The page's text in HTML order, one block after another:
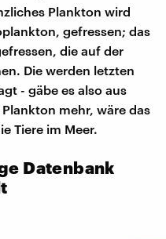
Plankton wird
gefressen; das
die auf der
Die werden letzten
- gäbe es also aus
mehr, wäre das
Tiere im Meer.
Datenbank